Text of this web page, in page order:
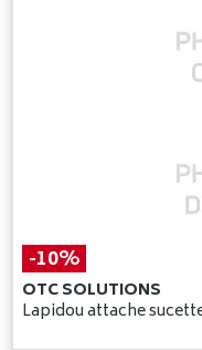
-10%
OTC SOLUTIONS